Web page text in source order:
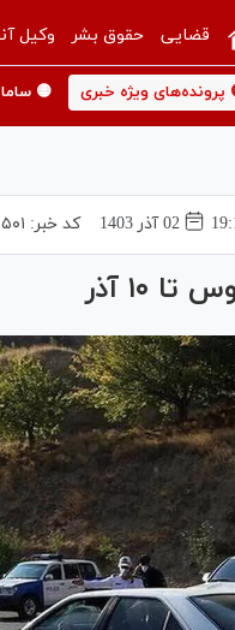
قضایی حقوق بشر وکیل
پرونده‌های ویژه خبری 🟡
02 آذر 1403 کد خبر:
۱۰ آذر